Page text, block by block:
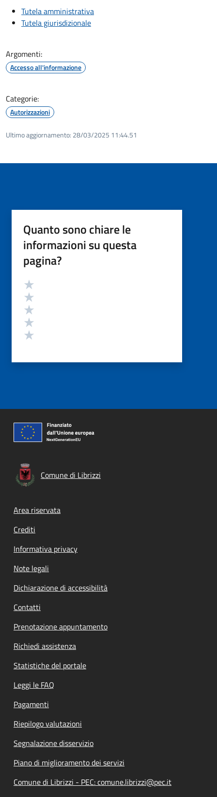
Tutela amministrativa
Tutela giurisdizionale
Argomenti:
Accesso all'informazione
Categorie:
Autorizzazioni
Ultimo aggiornamento: 28/03/2025 11:44.51
Quanto sono chiare le
informazioni su questa
pagina?
Valutazione
Comune di Librizzi
Footer menu
Area riservata
Crediti
Informativa privacy
Note legali
Dichiarazione di accessibilità
Contatti
Prenotazione appuntamento
Richiedi assistenza
Statistiche del portale
Leggi le FAQ
Pagamenti
Riepilogo valutazioni
Segnalazione disservizio
Piano di miglioramento dei servizi
Comune di Librizzi - PEC: comune.librizzi@pec.it